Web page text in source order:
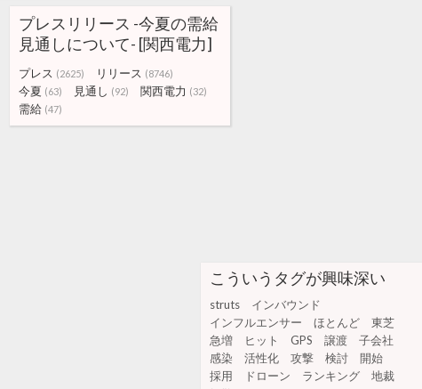
こういうタグが興味深い
struts
インバウンド
インフルエンサー
ほとんど
東芝
急増
ヒット GPS 譲渡
子会社
感染
活性化 攻撃 検討
開始
採用
ドローン ランキング
地裁
プレスリリース -今夏の需給
見通しについて- [関西電力]
プレス (2625) リリース (8746)
今夏 (63) 見通し (92) 関西電力 (32)
需給 (47)